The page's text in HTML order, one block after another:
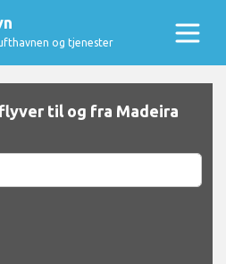
og tjenester
til og fra Madeira